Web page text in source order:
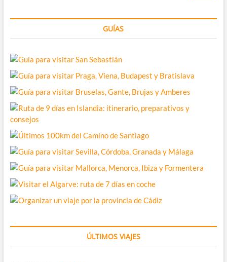
GUÍAS
ÚLTIMOS VIAJES